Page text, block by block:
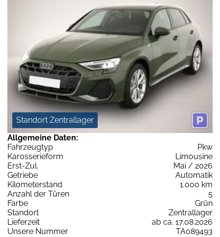
Standort Zentrallager
Allgemeine Daten:
Fahrzeugtyp
Pkw
Karosserieform
Limousine
Erst-Zul.
Mai / 2026
Getriebe
Automatik
Kilometerstand
1.000 km
Anzahl der Türen
5
Farbe
Grün
Standort
Zentrallager
Lieferzeit
ab ca. 17.08.2026
Unsere Nummer
TA089493